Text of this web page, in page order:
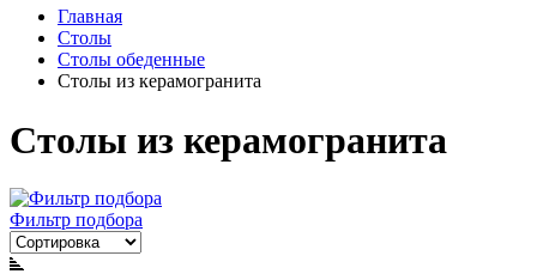
Главная
Столы
Столы обеденные
Столы из керамогранита
Столы из керамогранита
Фильтр подбора